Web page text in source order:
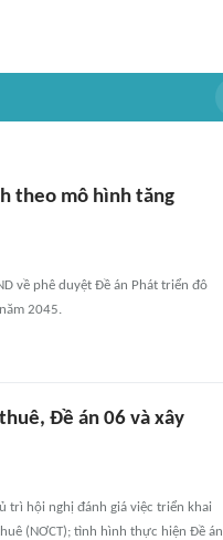
theo mô hình tăng
về phê duyệt Đề án Phát triển đô
2045.
Đề án 06 và xây
trì hội nghị đánh giá việc triển khai
(NƠCT); tình hình thực hiện Đề án